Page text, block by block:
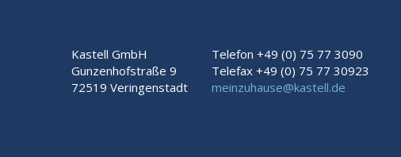
Kastell GmbH
Gunzenhofstraße 9
72519 Veringenstadt
Telefon +49 (0) 75 77 3090
Telefax +49 (0) 75 77 30923
meinzuhause@kastell.de